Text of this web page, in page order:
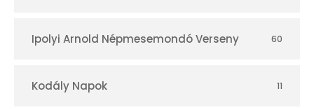
Ipolyi Arnold Népmesemondó Verseny 60
Kodály Napok 11